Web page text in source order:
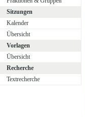
Sitzungen
Kalender
Übersicht
Vorlagen
Übersicht
Recherche
Textrecherche